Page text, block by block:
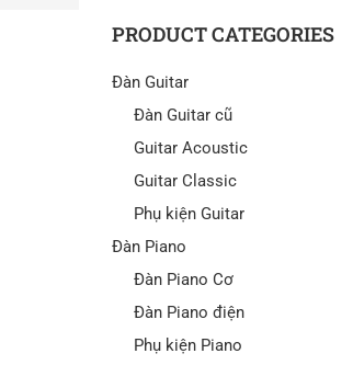
PRODUCT CATEGORIES
Đàn Guitar
Đàn Guitar cũ
Guitar Acoustic
Guitar Classic
Phụ kiện Guitar
Đàn Piano
Đàn Piano Cơ
Đàn Piano điện
Phụ kiện Piano